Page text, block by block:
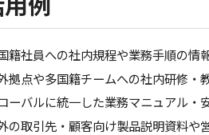
籍社員への社内規程や業務手順の情
拠点や多国籍チームへの社内研修・
ーバルに統一した業務マニュアル・
の取引先・顧客向け製品説明資料や